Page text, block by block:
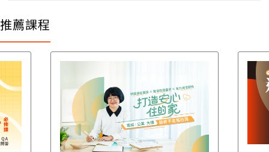
推薦課程